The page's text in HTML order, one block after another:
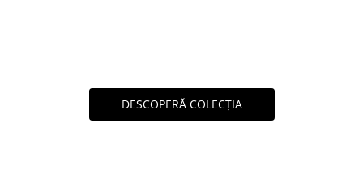
DESCOPERĂ COLECȚIA